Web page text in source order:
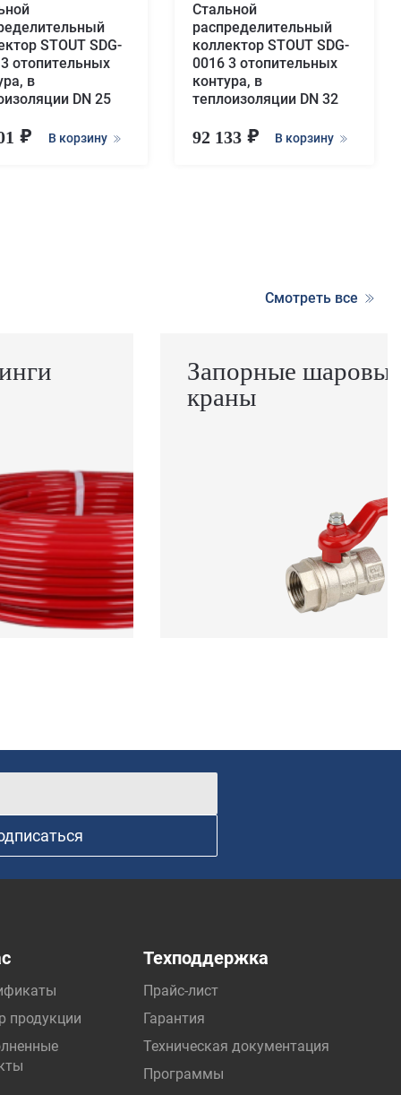
STOUT SDG-
отопительных
в
DN 25
В корзину
Стальной
распределительный
коллектор STOUT SDG-
0016 3 отопительных
контура, в
теплоизоляции DN 32
92 133 В корзину
Смотреть все
Запорные шаровые
краны
продукции
Техподдержка
Прайс-лист
Гарантия
Техническая документация
Программы